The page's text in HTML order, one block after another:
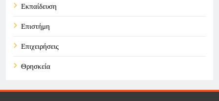
Εκπαίδευση
Επιστήμη
Επιχειρήσεις
Θρησκεία